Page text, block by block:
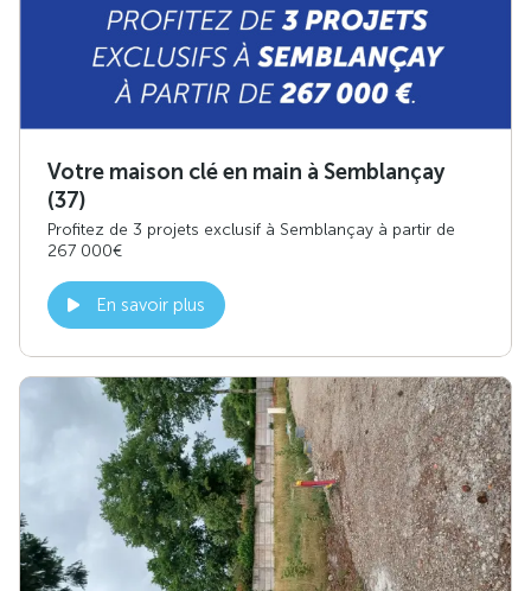
Votre maison clé en main à Semblançay
(37)
Profitez de 3 projets exclusif à Semblançay à partir de
267 000€
En savoir plus